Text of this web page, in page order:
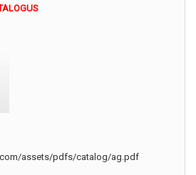
assets/pdfs/catalog/ag.pdf